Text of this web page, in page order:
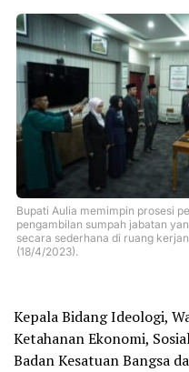
Bupati Aulia memimpin prosesi
pengambilan sumpah jabatan
secara sederhana di ruang
(18/4/2023).
Kepala Bidang Ideologi,
Ketahanan Ekonomi,
Badan Kesatuan Bangsa